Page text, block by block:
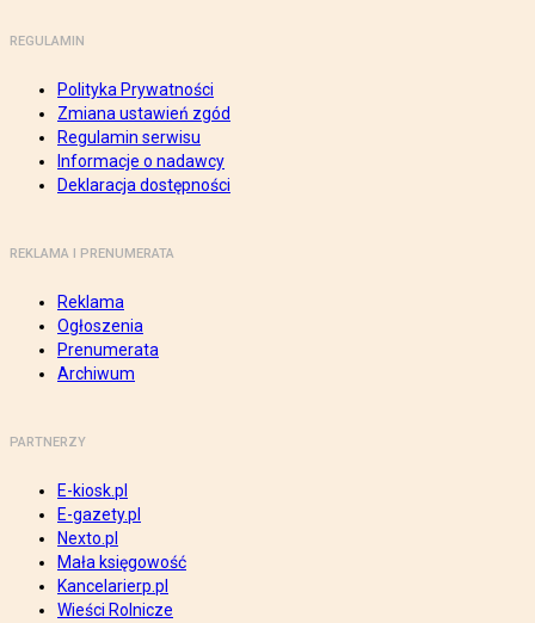
REGULAMIN
Polityka Prywatności
Zmiana ustawień zgód
Regulamin serwisu
Informacje o nadawcy
Deklaracja dostępności
REKLAMA I PRENUMERATA
Reklama
Ogłoszenia
Prenumerata
Archiwum
PARTNERZY
E-kiosk.pl
E-gazety.pl
Nexto.pl
Mała księgowość
Kancelarierp.pl
Wieści Rolnicze